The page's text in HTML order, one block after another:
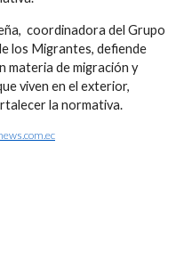
coordinadora del Grupo
los Migrantes, defiende
materia de migración y
viven en el exterior,
la normativa.